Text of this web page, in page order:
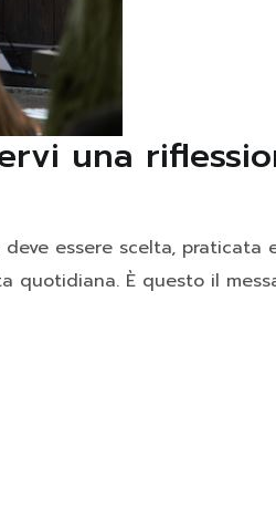
una
essere scelta,
È questo il